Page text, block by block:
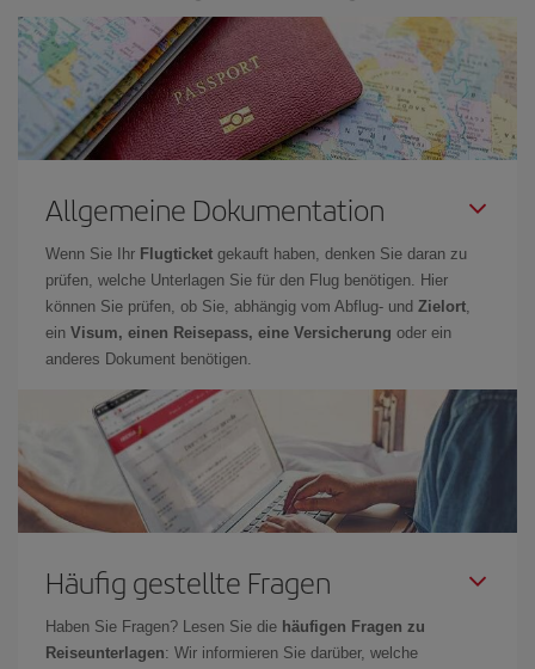
Allgemeine Dokumentation
Wenn Sie Ihr Flugticket gekauft haben, denken Sie daran zu
prüfen, welche Unterlagen Sie für den Flug benötigen. Hier
können Sie prüfen, ob Sie, abhängig vom Abflug- und Zielort,
ein Visum, einen Reisepass, eine Versicherung oder ein
anderes Dokument benötigen.
Häufig gestellte Fragen
Haben Sie Fragen? Lesen Sie die häufigen Fragen zu
Reiseunterlagen: Wir informieren Sie darüber, welche